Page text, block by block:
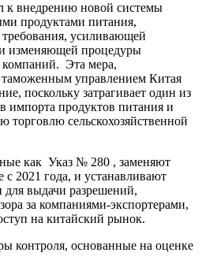
внедрению новой системы
продуктами питания,
усиливающей
изменяющей процедуры
компаний. Эта мера,
управлением Китая
поскольку затрагивает один из
продуктов питания и
торговлю сельскохозяйственной
как Указ № 280 , заменяют
2021 года, и устанавливают
для выдачи разрешений,
за компаниями-экспортерами,
на китайский рынок.
контроля, основанные на оценке